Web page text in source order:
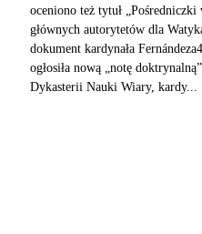
oceniono też tytuł „Pośredniczki
głównych autorytetów dla
dokument kardynała
ogłosiła nową „notę
Dykasterii Nauki Wiary, kardy...